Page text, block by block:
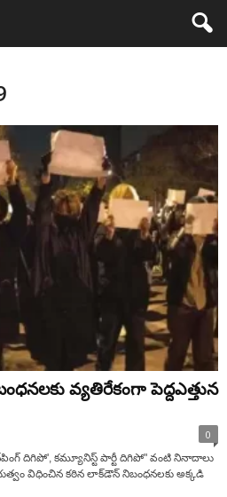
వ్యతిరేకంగా పెద్దఎత్తున
0
దిగిపో', కమ్యూనిస్ట్ పార్టీ దిగిపో" వంటి నినాదాలు
విధించిన క‌ఠిన లాక్‌డౌన్ నిబంధ‌న‌ల‌కు అక్క‌డి